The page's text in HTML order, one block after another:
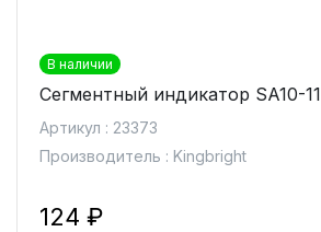
В наличии
Сегментный индикатор SA10-
Артикул : 23373
Производитель : Kingbright
124 ₽